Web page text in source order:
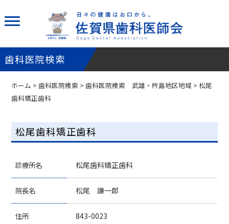
歯科医院検索
ホーム >歯科医院検索 >歯科医院検索 武雄・杵島地区地域 > 松尾
歯科矯正歯科
松尾歯科矯正歯科
診療所名 松尾歯科矯正歯科
院長名 松尾 謙一郎
住所
843-0023